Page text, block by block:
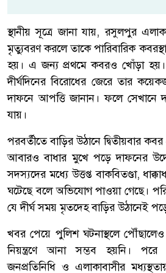
স্থানীয় সূত্রে জানা যায়, রসুলপুর
মৃত্যুবরণ করলে তাকে পারিবারিক
হয়। এ জন্য প্রথমে কবরও খোঁড়া হয়।
দীর্ঘদিনের বিরোধের জেরে তার
দাফনে আপত্তি জানান। ফলে সেখানে
যায়।
পরবর্তীতে বাড়ির উঠানে দ্বিতীয়বার
আবারও বাধার মুখে পড়ে দাফনের
সদস্যদের মধ্যে উত্তপ্ত বাকবিতণ্ডা,
ঘটেছে বলে অভিযোগ পাওয়া গেছে।
যে দীর্ঘ সময় মৃতদেহ বাড়ির উঠানেই
খবর পেয়ে পুলিশ ঘটনাস্থলে পৌঁছালেও
নিয়ন্ত্রণে আনা সম্ভব হয়নি। পরে
জনপ্রতিনিধি ও এলাকাবাসীর